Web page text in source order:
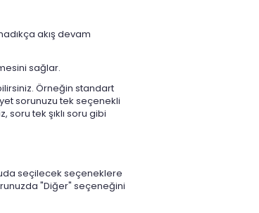
akış devam
sağlar.
Örneğin standart
sorunuzu tek seçenekli
tek şıklı soru gibi
seçilecek seçeneklere
"Diğer" seçeneğini